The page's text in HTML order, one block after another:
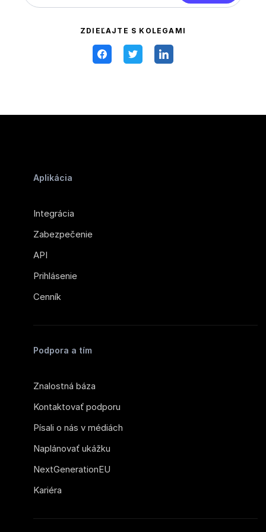
ZDIEĽAJTE S KOLEGAMI
Aplikácia
Integrácia
Zabezpečenie
API
Prihlásenie
Cenník
Podpora a tím
Znalostná báza
Kontaktovať podporu
Písali o nás v médiách
Naplánovať ukážku
NextGenerationEU
Kariéra